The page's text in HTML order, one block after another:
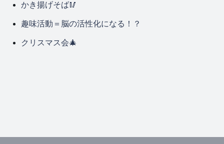
かき揚げそば🥢
趣味活動＝脳の活性化になる！？
クリスマス会🎄